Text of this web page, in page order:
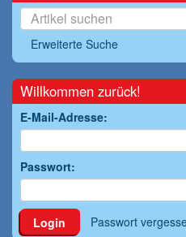
Erweiterte Suche
Willkommen zurück!
E-Mail-Adresse:
Passwort:
Login Passwort